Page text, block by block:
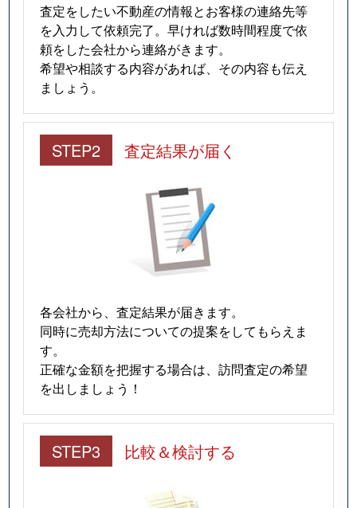
査定をしたい不動産の情報とお客様の連絡先等
を入力して依頼完了。早ければ数時間程度で依
頼をした会社から連絡がきます。
希望や相談する内容があれば、その内容も伝え
ましょう。
STEP2 査定結果が届く
各会社から、査定結果が届きます。
同時に売却方法についての提案をしてもらえま
す。
正確な金額を把握する場合は、訪問査定の希望
を出しましょう！
STEP3 比較＆検討する